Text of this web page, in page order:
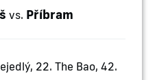
vs. Příbram
22. The Bao, 42.